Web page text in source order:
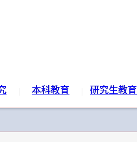
本科教育 研究生教育